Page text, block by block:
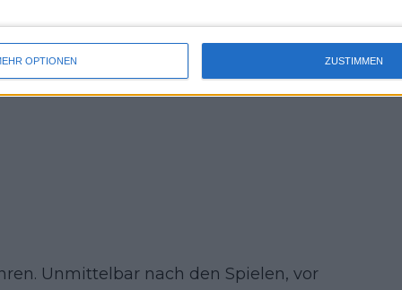
OPTIONEN ZUSTIMMEN
Unmittelbar nach den Spielen, vor